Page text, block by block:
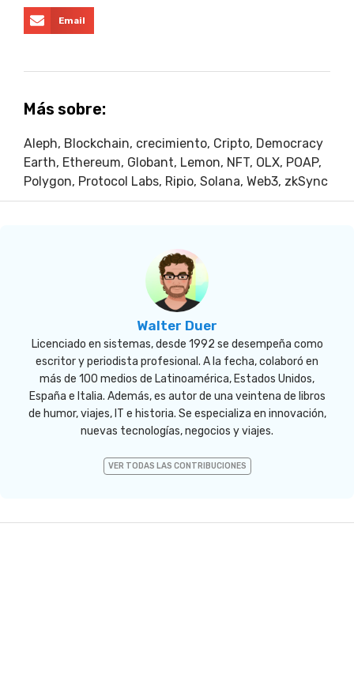
Email
Más sobre:
Aleph, Blockchain, crecimiento, Cripto, Democracy
Earth, Ethereum, Globant, Lemon, NFT, OLX, POAP,
Polygon, Protocol Labs, Ripio, Solana, Web3, zkSync
Walter Duer
Licenciado en sistemas, desde 1992 se desempeña como
escritor y periodista profesional. A la fecha, colaboró en
más de 100 medios de Latinoamérica, Estados Unidos,
España e Italia. Además, es autor de una veintena de libros
de humor, viajes, IT e historia. Se especializa en innovación,
nuevas tecnologías, negocios y viajes.
VER TODAS LAS CONTRIBUCIONES